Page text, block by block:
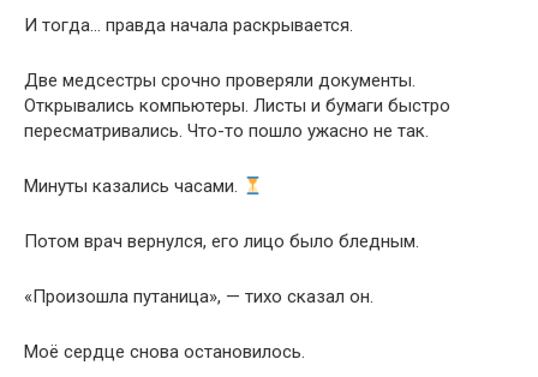
И тогда… правда начала раскрывается.
Две медсестры срочно проверяли документы.
Открывались компьютеры. Листы и бумаги быстро
пересматривались. Что-то пошло ужасно не так.
Минуты казались часами.
Потом врач вернулся, его лицо было бледным.
«Произошла путаница», — тихо сказал он.
Моё сердце снова остановилось.